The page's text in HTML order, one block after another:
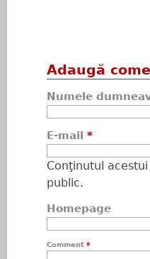
Adaugă
Numele
E-mail *
Conţinutul
public.
Homepage
Comment *